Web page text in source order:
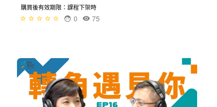
購買後有效期限：課程下架時
75
0